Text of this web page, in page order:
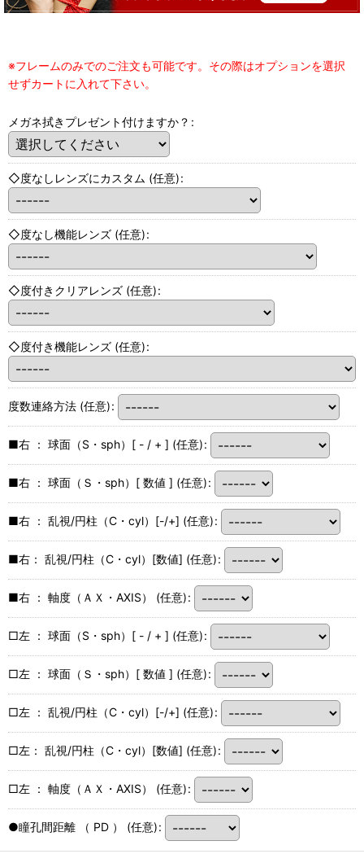
※フレームのみでのご注文も可能です。その際はオプションを選択
せずカートに入れて下さい。
メガネ拭きプレゼント付けますか？ :
◇度なしレンズにカスタム (任意):
◇度なし機能レンズ (任意):
◇度付きクリアレンズ (任意):
◇度付き機能レンズ (任意):
度数連絡方法 (任意):
■右 ： 球面（S・sph）[ - / + ] (任意):
■右 ： 球面（Ｓ・sph）[ 数値 ] (任意):
■右 ： 乱視/円柱（C・cyl）[-/+] (任意):
■右： 乱視/円柱（C・cyl）[数値] (任意):
■右 ： 軸度（ＡＸ・AXIS） (任意):
□左 ： 球面（S・sph）[ - / + ] (任意):
□左 ： 球面（Ｓ・sph）[ 数値 ] (任意):
□左 ： 乱視/円柱（C・cyl）[-/+] (任意):
□左： 乱視/円柱（C・cyl）[数値] (任意):
□左 ： 軸度（ＡＸ・AXIS） (任意):
●瞳孔間距離 （ PD ） (任意):